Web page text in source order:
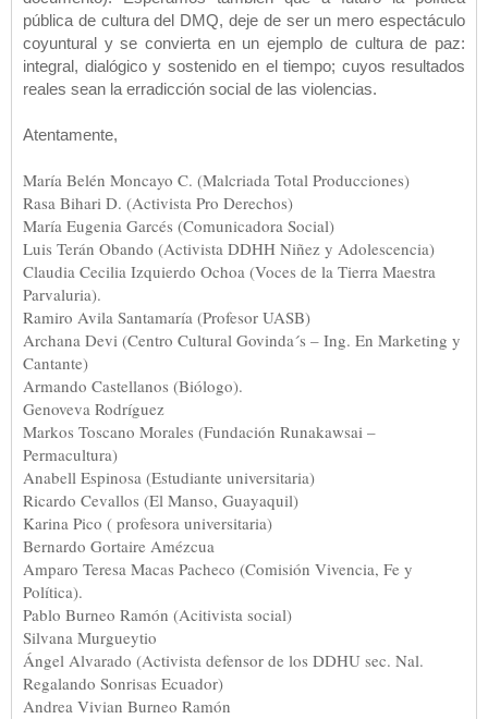
pública de cultura del DMQ, deje de ser un mero espectáculo
coyuntural y se convierta en un ejemplo de cultura de paz:
integral, dialógico y sostenido en el tiempo; cuyos resultados
reales sean la erradicción social de las violencias.
Atentamente,
María Belén Moncayo C. (Malcriada Total Producciones)
Rasa Bihari D. (Activista Pro Derechos)
María Eugenia Garcés (Comunicadora Social)
Luis Terán Obando (Activista DDHH Niñez y Adolescencia)
Claudia Cecilia Izquierdo Ochoa (Voces de la Tierra Maestra
Parvaluria).
Ramiro Avila Santamaría (Profesor UASB)
Archana Devi (Centro Cultural Govinda´s – Ing. En Marketing y
Cantante)
Armando Castellanos (Biólogo).
Genoveva Rodríguez
Markos Toscano Morales (Fundación Runakawsai –
Permacultura)
Anabell Espinosa (Estudiante universitaria)
Ricardo Cevallos (El Manso, Guayaquil)
Karina Pico ( profesora universitaria)
Bernardo Gortaire Amézcua
Amparo Teresa Macas Pacheco (Comisión Vivencia, Fe y
Política).
Pablo Burneo Ramón (Acitivista social)
Silvana Murgueytio
Ángel Alvarado (Activista defensor de los DDHU sec. Nal.
Regalando Sonrisas Ecuador)
Andrea Vivian Burneo Ramón